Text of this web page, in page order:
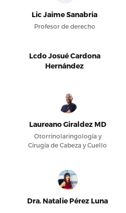
Lic Jaime Sanabria
Profesor de derecho
Lcdo Josué Cardona
Hernández
Laureano Giraldez MD
Otorrinolaringología y
Cirugía de Cabeza y Cuello
Dra. Natalie Pérez Luna